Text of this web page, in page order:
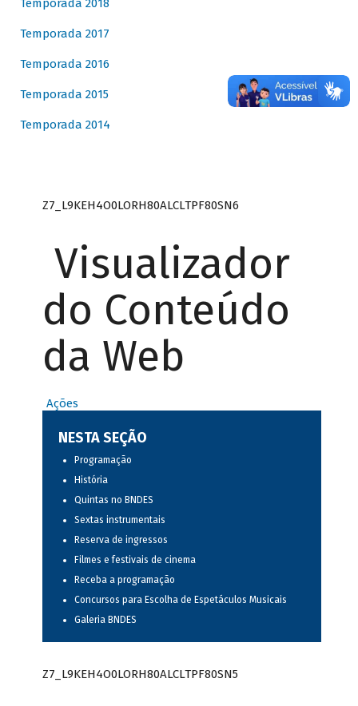
Temporada 2018
Temporada 2017
Temporada 2016
Temporada 2015
Temporada 2014
Z7_L9KEH4O0LORH80ALCLTPF80SN6
Visualizador
do Conteúdo
da Web
Ações
NESTA SEÇÃO
Programação
História
Quintas no BNDES
Sextas instrumentais
Reserva de ingressos
Filmes e festivais de cinema
Receba a programação
Concursos para Escolha de Espetáculos Musicais
Galeria BNDES
Z7_L9KEH4O0LORH80ALCLTPF80SN5